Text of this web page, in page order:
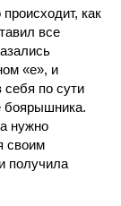
как
все
«е», и
себя по сути
боярышника.
нужно
своим
получила